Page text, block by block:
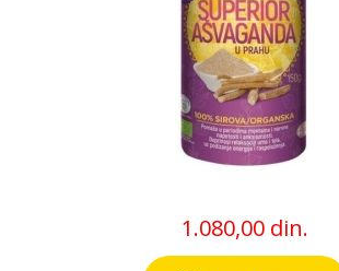
1.080,00 din.